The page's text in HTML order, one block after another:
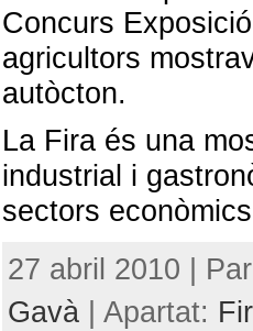
Concurs
agricultors
autòcton.
La Fira és una
industrial i
sectors
27 abril 2010 |
Gavà| Apartat: